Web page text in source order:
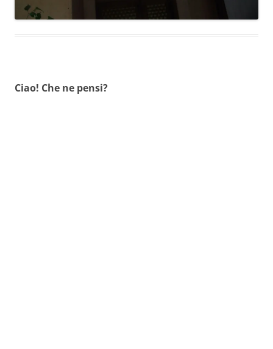
Ciao! Che ne pensi?